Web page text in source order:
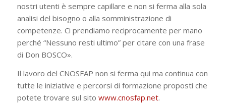
nostri utenti è sempre capillare e non si ferma alla sola
analisi del bisogno o alla somministrazione di
competenze. Ci prendiamo reciprocamente per mano
perché “Nessuno resti ultimo” per citare con una frase
di Don BOSCO».
Il lavoro del CNOSFAP non si ferma qui ma continua con
tutte le iniziative e percorsi di formazione proposti che
potete trovare sul sito www.cnosfap.net.